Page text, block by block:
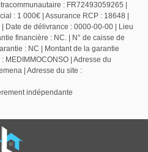
: FR72493059265 |
: 1 000€ | Assurance RCP : 18648 |
Date de délivrance : 0000-00-00 | Lieu
financière : NC. | N° de caisse de
: NC | Montant de la garantie
MEDIMMOCONSO | Adresse du
| Adresse du site :
indépendante